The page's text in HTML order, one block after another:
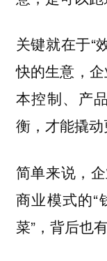
关键就在于“
快的生意，
本控制、产
衡，才能撬动
简单来说，
商业模式的“
菜”，背后也